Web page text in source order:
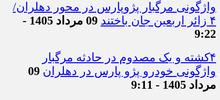
واژگونی مرگبار پژوپارس در محور دهلران/
۴ زائر اربعین جان باختند
09 مرداد 1405 -
9:22
۴کشته و یک مصدوم در حادثه مرگبار
واژگونی خودرو پژو پارس در دهلران 09
مرداد 1405 - 9:11